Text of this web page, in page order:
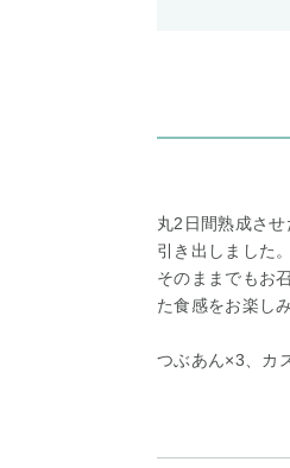
丸2日間熟成さ
引き出しました。
そのままでもお
た食感をお楽し
つぶあん×3、カ